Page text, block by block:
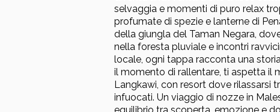
selvaggia e momenti di puro relax
profumate di spezie e lanterne di
della giungla del Taman Negara,
nella foresta pluviale e incontri
locale, ogni tappa racconta una
il momento di rallentare, ti aspetta il
Langkawi, con resort dove rilassarsi
infuocati. Un viaggio di nozze in